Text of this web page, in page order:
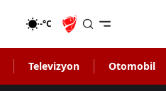
-°C
Televizyon Otomobil